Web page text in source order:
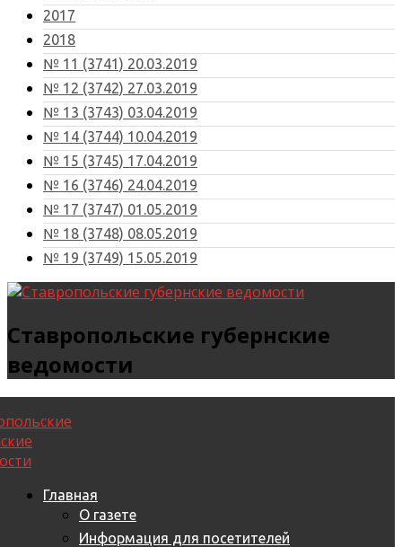
2017
2018
№ 11 (3741) 20.03.2019
№ 12 (3742) 27.03.2019
№ 13 (3743) 03.04.2019
№ 14 (3744) 10.04.2019
№ 15 (3745) 17.04.2019
№ 16 (3746) 24.04.2019
№ 17 (3747) 01.05.2019
№ 18 (3748) 08.05.2019
№ 19 (3749) 15.05.2019
Ставропольские губернские
ведомости
Главная
О газете
Информация для посетителей